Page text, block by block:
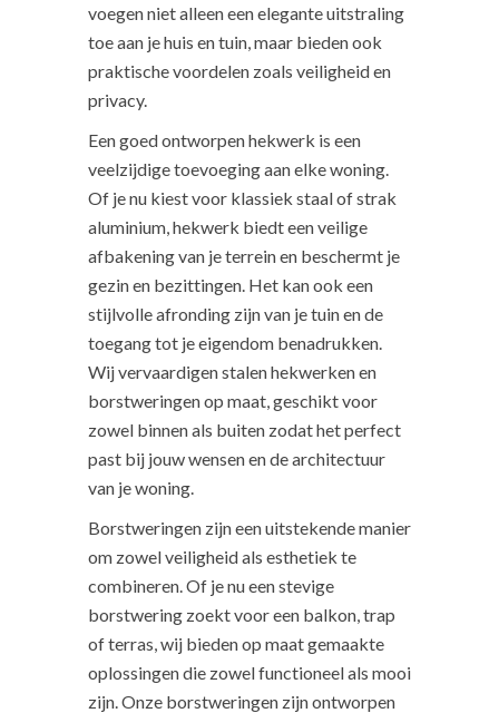
voegen niet alleen een elegante uitstraling
toe aan je huis en tuin, maar bieden ook
praktische voordelen zoals veiligheid en
privacy.
Een goed ontworpen hekwerk is een
veelzijdige toevoeging aan elke woning.
Of je nu kiest voor klassiek staal of strak
aluminium, hekwerk biedt een veilige
afbakening van je terrein en beschermt je
gezin en bezittingen. Het kan ook een
stijlvolle afronding zijn van je tuin en de
toegang tot je eigendom benadrukken.
Wij vervaardigen stalen hekwerken en
borstweringen op maat, geschikt voor
zowel binnen als buiten zodat het perfect
past bij jouw wensen en de architectuur
van je woning.
Borstweringen zijn een uitstekende manier
om zowel veiligheid als esthetiek te
combineren. Of je nu een stevige
borstwering zoekt voor een balkon, trap
of terras, wij bieden op maat gemaakte
oplossingen die zowel functioneel als mooi
zijn. Onze borstweringen zijn ontworpen